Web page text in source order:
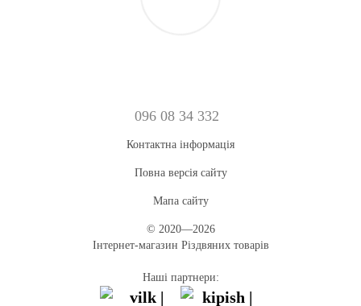
096 08 34 332
Контактна інформація
Повна версія сайту
Мапа сайту
© 2020—2026
Інтернет-магазин Різдвяних товарів
Наші партнери: